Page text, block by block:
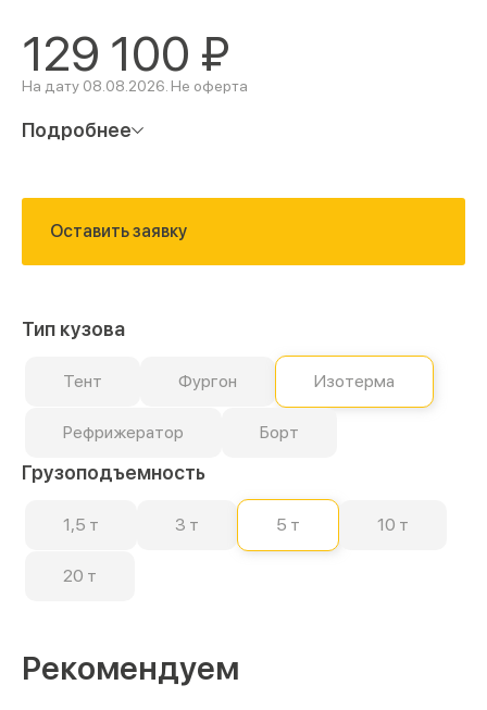
129 100 ₽
На дату 08.08.2026. Не оферта
Подробнее
Оставить заявку
Тип кузова
Тент Фургон Изотерма
Рефрижератор Борт
Грузоподъемность
1,5 т 3 т 5 т 10 т
20 т
Рекомендуем